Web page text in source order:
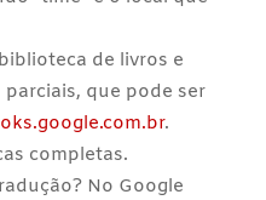
de livros e
que pode ser
.
completas.
No Google